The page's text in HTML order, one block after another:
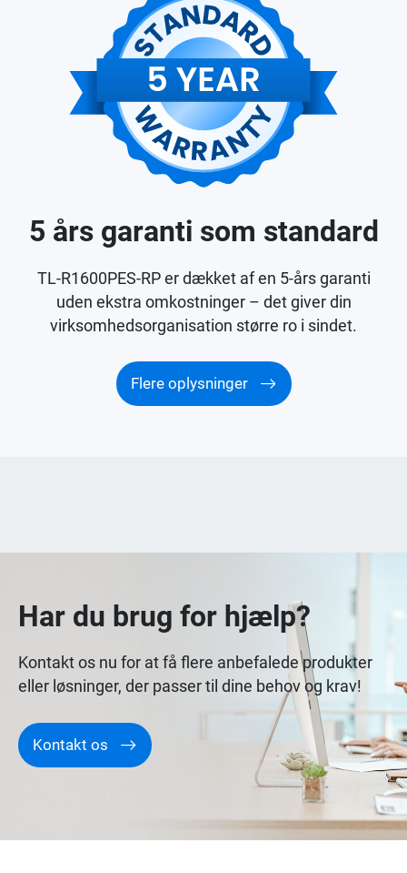
5 års garanti som standard
TL-R1600PES-RP er dækket af en 5-års garanti
uden ekstra omkostninger – det giver din
virksomhedsorganisation større ro i sindet.
Flere oplysninger
Har du brug for hjælp?
Kontakt os nu for at få flere anbefalede produkter
eller løsninger, der passer til dine behov og krav!
Kontakt os